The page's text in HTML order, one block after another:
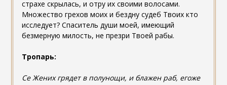
страхе скрылась, и отру их своими волосами.
Множество грехов моих и бездну судеб Твоих кто
исследует? Спаситель души моей, имеющий
безмерную милость, не презри Твоей рабы.
Тропарь:
Се Жених грядет в полунощи, и блажен раб, егоже